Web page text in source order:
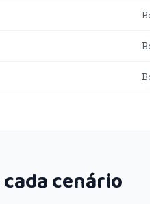
cenário